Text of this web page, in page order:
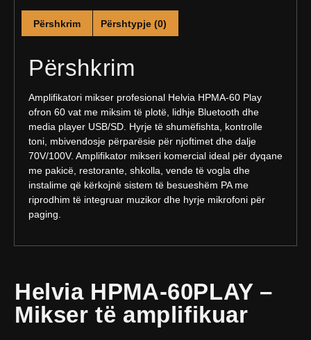
Përshkrim Përshtypje (0)
Përshkrim
Amplifikatori mikser profesional Helvia HPMA-60 Play
ofron 60 vat me miksim të plotë, lidhje Bluetooth dhe
media player USB/SD. Hyrje të shumëfishta, kontrolle
toni, mbivendosje përparësie për njoftimet dhe dalje
70V/100V. Amplifikator mikseri komercial ideal për dyqane
me pakicë, restorante, shkolla, vende të vogla dhe
instalime që kërkojnë sistem të besueshëm PA me
riprodhim të integruar muzikor dhe hyrje mikrofoni për
paging.
Helvia HPMA-60PLAY –
Mikser të amplifikuar